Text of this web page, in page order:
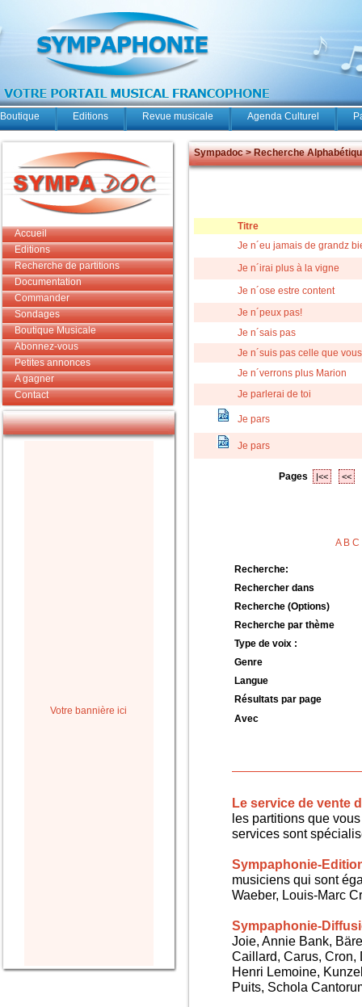
Boutique Editions Revue musicale Agenda Culturel
Accueil
Editions
Recherche de partitions
Documentation
Commander
Sondages
Boutique Musicale
Abonnez-vous
Petites annonces
A gagner
Contact
Votre bannière ici
Sympadoc > Recherche
Titre
Je n´eu jamais de grandz
Je n´irai plus à la vigne
Je n´ose estre content
Je n´peux pas!
Je n´sais pas
Je n´suis pas celle que
Je n´verrons plus Marion
Je parlerai de toi
Je pars
Je pars
Pages |<< <<
A B C
Recherche:
Rechercher dans
Recherche (Options)
Recherche par thème
Type de voix :
Genre
Langue
Résultats par page
Avec
Le service de vente
les partitions que
services sont
Sympaphonie-
musiciens qui sont
Waeber, Louis-Marc
Sympaphonie-
Joie, Annie Bank,
Caillard, Carus, Cron,
Henri Lemoine,
Puits, Schola